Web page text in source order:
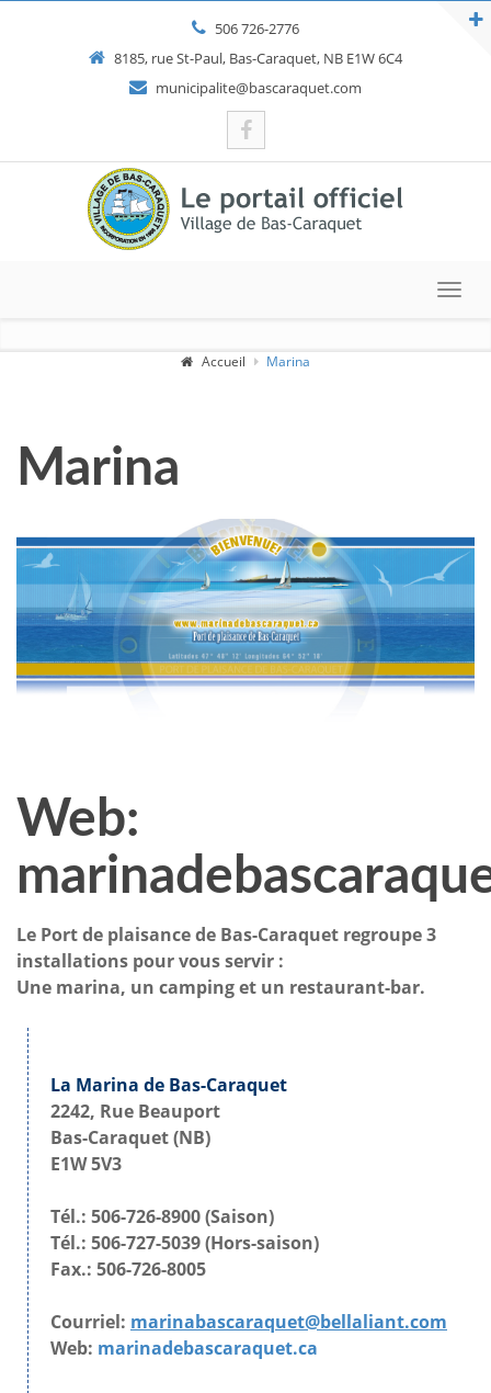
506 726-2776
8185, rue St-Paul, Bas-Caraquet, NB E1W 6C4
municipalite@bascaraquet.com
Accueil Marina
Marina
Web:
Le Port de plaisance de Bas-Caraquet regroupe 3
installations pour vous servir :
Une marina, un camping et un restaurant-bar.
La Marina de Bas-Caraquet
2242, Rue Beauport
Bas-Caraquet (NB)
E1W 5V3
Tél.: 506-726-8900 (Saison)
Tél.: 506-727-5039 (Hors-saison)
Fax.: 506-726-8005
Courriel: marinabascaraquet@bellaliant.com
Web: marinadebascaraquet.ca